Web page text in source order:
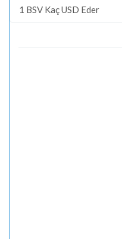
1 BSV Kaç USD Eder